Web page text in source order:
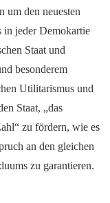
um den neuesten
in jeder Demokartie
Staat und
besonderem
Utilitarismus und
Staat, „das
zu fördern, wie es
an den gleichen
zu garantieren.